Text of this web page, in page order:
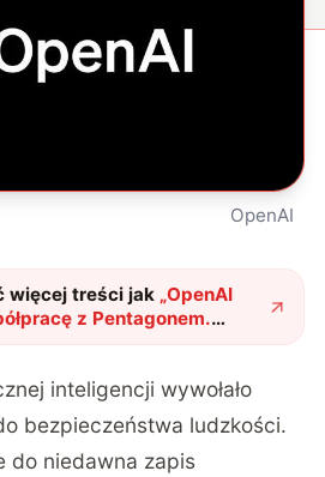
OpenAI
więcej treści jak „OpenAI
z Pentagonem.
rusza na wojnę?"?
inteligencji wywołało
bezpieczeństwa ludzkości.
do niedawna zapis